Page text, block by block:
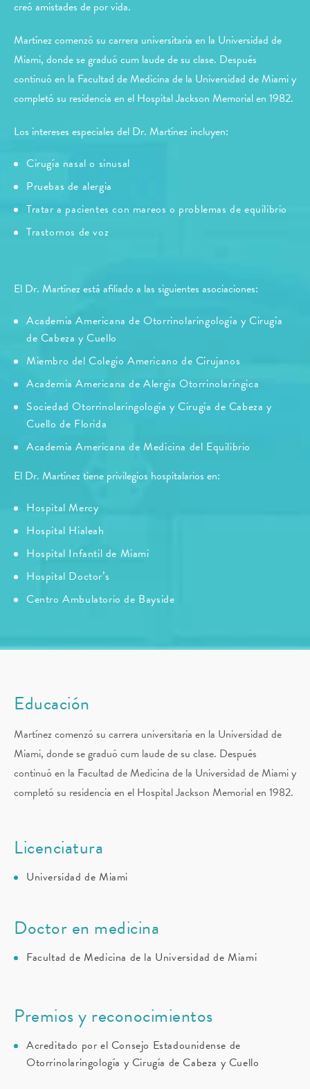
creó amistades de por vida.
Martínez comenzó su carrera universitaria en la Universidad de
Miami, donde se graduó cum laude de su clase. Después
continuó en la Facultad de Medicina de la Universidad de Miami y
completó su residencia en el Hospital Jackson Memorial en 1982.
Los intereses especiales del Dr. Martínez incluyen:
Cirugía nasal o sinusal
Pruebas de alergia
Tratar a pacientes con mareos o problemas de equilibrio
Trastornos de voz
El Dr. Martínez está afiliado a las siguientes asociaciones:
Academia Americana de Otorrinolaringología y Cirugía
de Cabeza y Cuello
Miembro del Colegio Americano de Cirujanos
Academia Americana de Alergia Otorrinolaríngica
Sociedad Otorrinolaringología y Cirugía de Cabeza y
Cuello de Florida
Academia Americana de Medicina del Equilibrio
El Dr. Martínez tiene privilegios hospitalarios en:
Hospital Mercy
Hospital Hialeah
Hospital Infantil de Miami
Hospital Doctor’s
Centro Ambulatorio de Bayside
Educación
Martínez comenzó su carrera universitaria en la Universidad de
Miami, donde se graduó cum laude de su clase. Después
continuó en la Facultad de Medicina de la Universidad de Miami y
completó su residencia en el Hospital Jackson Memorial en 1982.
Licenciatura
Universidad de Miami
Doctor en medicina
Facultad de Medicina de la Universidad de Miami
Premios y reconocimientos
Acreditado por el Consejo Estadounidense de
Otorrinolaringología y Cirugía de Cabeza y Cuello